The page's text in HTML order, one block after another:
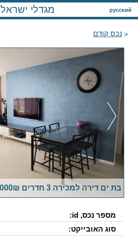
русский מגדלי ישראל
נכס קודם
בת ים דירה למכירה 3 חדרים 1,350,000₪
מספר נכס, id:
סוג האובייקט: